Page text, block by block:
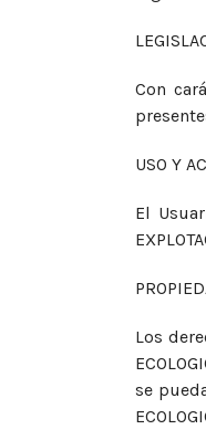
Con
USO Y
El
Los
se